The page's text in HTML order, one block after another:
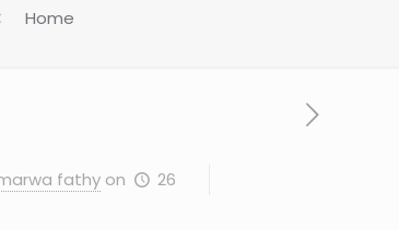
Home
fathy on 26 ديسمبر، 2023